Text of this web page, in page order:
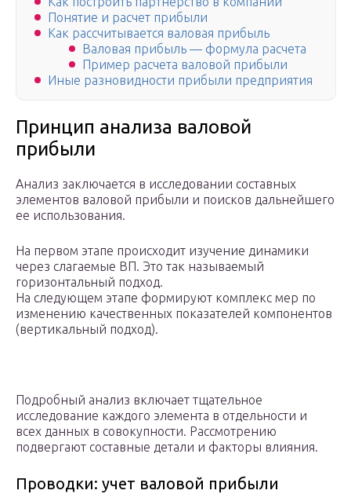
Понятие и расчет прибыли
Как рассчитывается валовая прибыль
Валовая прибыль — формула расчета
Пример расчета валовой прибыли
Иные разновидности прибыли предприятия
Принцип анализа валовой
прибыли
Анализ заключается в исследовании составных
элементов валовой прибыли и поисков дальнейшего
ее использования.
На первом этапе происходит изучение динамики
через слагаемые ВП. Это так называемый
горизонтальный подход.
На следующем этапе формируют комплекс мер по
изменению качественных показателей компонентов
(вертикальный подход).
Подробный анализ включает тщательное
исследование каждого элемента в отдельности и
всех данных в совокупности. Рассмотрению
подвергают составные детали и факторы влияния.
Проводки: учет валовой прибыли